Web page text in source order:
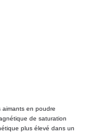
la méthode suivante:
la méthode suivante:
par la méthode
aimants en poudre
de saturation
plus élevé dans un